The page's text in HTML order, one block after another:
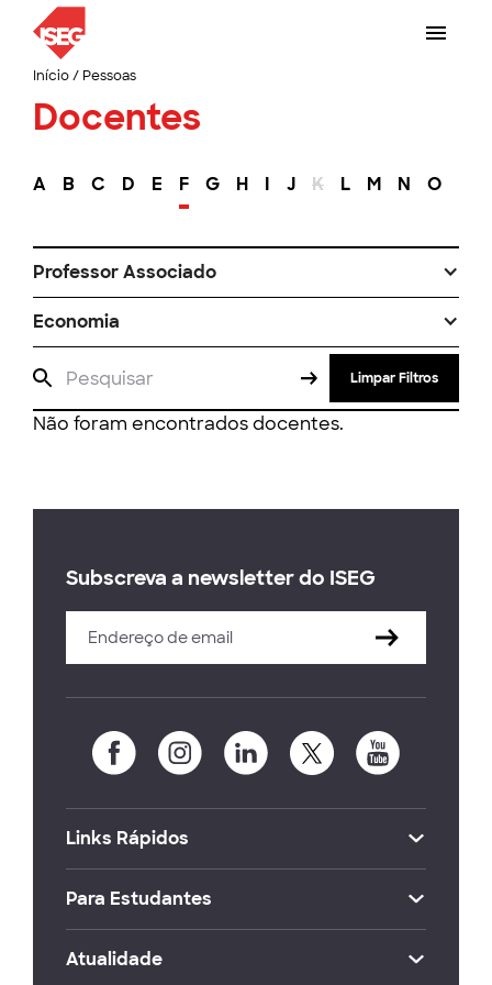
Início/ Pessoas
Docentes
A B C D E F G H I J K L M N O
Professor Associado
Economia
Limpar Filtros
Não foram encontrados docentes.
Subscreva a newsletter do ISEG
Links Rápidos
Para Estudantes
Atualidade